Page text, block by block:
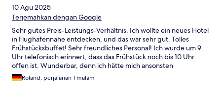
10 Agu 2025
Terjemahkan dengan Google
Sehr gutes Preis-Leistungs-Verhältnis. Ich wollte ein neues Hotel
in Flughafennähe entdecken, und das war sehr gut. Tolles
Frühstücksbuffet! Sehr freundliches Personal! Ich wurde um 9
Uhr telefonisch erinnert, dass das Frühstück noch bis 10 Uhr
offen ist. Wunderbar, denn ich hätte mich ansonsten
verschlafen. Der Swimmingpool ist nur 120cm tief, gut für
Kinder. Ca. 1min vom Hotel entfernt gibt es kleine
Roland, perjalanan 1 malam